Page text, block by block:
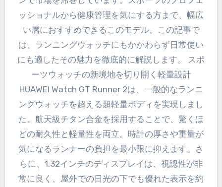
ッショナルから健康管理を気にする方まで、幅広
い層におすすめできるこのモデル。この記事で
は、ランニングウォッチにもかかわらず日常使い
にも適したその魅力を徹底的に解説します。 スポ
ーツウォッチの新境地を切り開く軽量設計
HUAWEI Watch GT Runner 2は、一般的なランニ
ングウォッチを超える超軽量ボディを実現しまし
た。航天級チタン合金を採用することで、驚くほ
どの耐久性と軽量性を両立。時計の厚さや重量が
気になるランナーの負担を最小限に抑えます。さ
らに、1.32インチのディスプレイは、視認性が非
常に良く、屋外での日光の下でも優れた表示を約